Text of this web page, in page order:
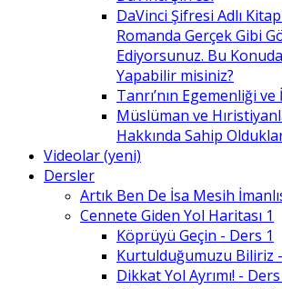
DaVinci Şifresi Adlı
Romanda Gerçek Gibi
Ediyorsunuz. Bu
Yapabilir misiniz?
Tanrı’nın Egemenliği
Müslüman ve
Hakkında Sahip
Videolar (yeni)
Dersler
Artık Ben De İsa Mesih
Cennete Giden Yol Haritası 1
Köprüyü Geçin - Ders 1
Kurtulduğumuzu Biliriz
Dikkat Yol Ayrımı! -